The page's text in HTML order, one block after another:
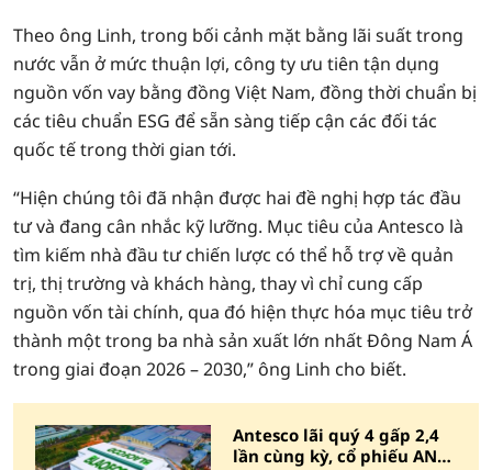
Theo ông Linh, trong bối cảnh mặt bằng lãi suất trong
nước vẫn ở mức thuận lợi, công ty ưu tiên tận dụng
nguồn vốn vay bằng đồng Việt Nam, đồng thời chuẩn bị
các tiêu chuẩn ESG để sẵn sàng tiếp cận các đối tác
quốc tế trong thời gian tới.
“Hiện chúng tôi đã nhận được hai đề nghị hợp tác đầu
tư và đang cân nhắc kỹ lưỡng. Mục tiêu của Antesco là
tìm kiếm nhà đầu tư chiến lược có thể hỗ trợ về quản
trị, thị trường và khách hàng, thay vì chỉ cung cấp
nguồn vốn tài chính, qua đó hiện thực hóa mục tiêu trở
thành một trong ba nhà sản xuất lớn nhất Đông Nam Á
trong giai đoạn 2026 – 2030,” ông Linh cho biết.
Antesco lãi quý 4 gấp 2,4
lần cùng kỳ, cổ phiếu ANT